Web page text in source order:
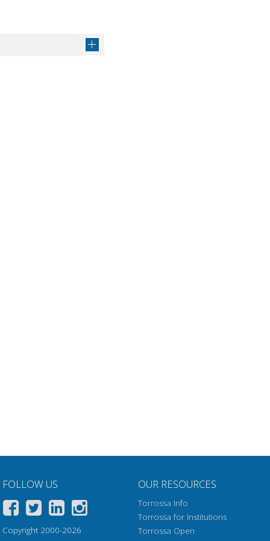
del tempo :
Get article
FOLLOW US
Copyright 2000-2026
OUR RESOURCES
Torrossa Info
Torrossa for Institutions
Torrossa Open